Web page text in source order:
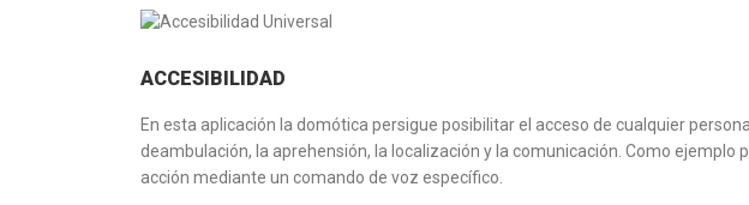
ACCESIBILIDAD
En esta aplicación la domótica persigue posibilitar el acceso de cualquier
deambulación, la aprehensión, la localización y la comunicación. Como
acción mediante un comando de voz específico.